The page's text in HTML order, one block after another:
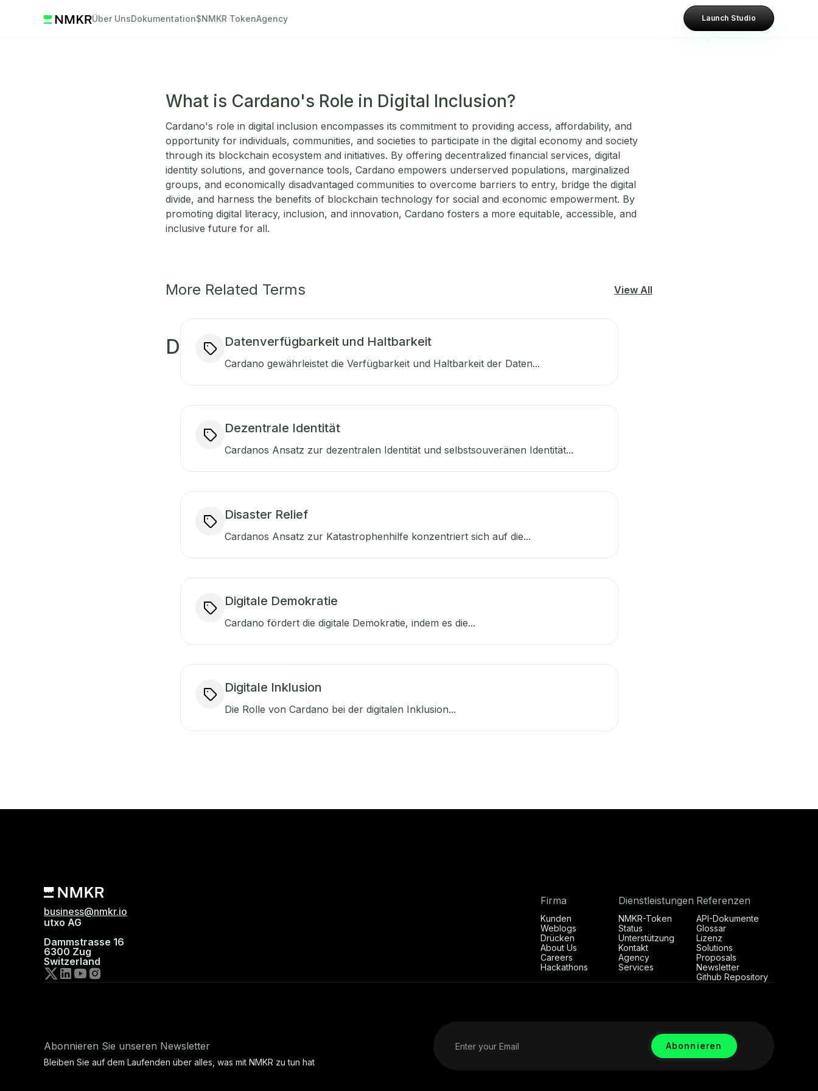
Über UnsDokumentation$NMKR TokenAgency Launch Studio
What is Cardano's Role in Digital Inclusion?
Cardano's role in digital inclusion encompasses its commitment to providing access, affordability, and
opportunity for individuals, communities, and societies to participate in the digital economy and society
through its blockchain ecosystem and initiatives. By offering decentralized financial services, digital
identity solutions, and governance tools, Cardano empowers underserved populations, marginalized
groups, and economically disadvantaged communities to overcome barriers to entry, bridge the digital
divide, and harness the benefits of blockchain technology for social and economic empowerment. By
promoting digital literacy, inclusion, and innovation, Cardano fosters a more equitable, accessible, and
inclusive future for all.
More Related Terms View All
D Datenverfügbarkeit und Haltbarkeit
Cardano gewährleistet die Verfügbarkeit und Haltbarkeit der Daten...
Dezentrale Identität
Cardanos Ansatz zur dezentralen Identität und selbstsouveränen Identität...
Disaster Relief
Cardanos Ansatz zur Katastrophenhilfe konzentriert sich auf die...
Digitale Demokratie
Cardano fördert die digitale Demokratie, indem es die...
Digitale Inklusion
Die Rolle von Cardano bei der digitalen Inklusion...
business@nmkr.io
utxo AG
Dammstrasse 16
6300 Zug
Switzerland
Firma
Kunden
Weblogs
Drücken
About Us
Careers
Hackathons
Dienstleistungen
NMKR-Token
Status
Unterstützung
Kontakt
Agency
Services
Referenzen
API-Dokumente
Glossar
Lizenz
Solutions
Proposals
Newsletter
Github Repository
Abonnieren Sie unseren Newsletter
Bleiben Sie auf dem Laufenden über alles, was mit NMKR zu tun hat